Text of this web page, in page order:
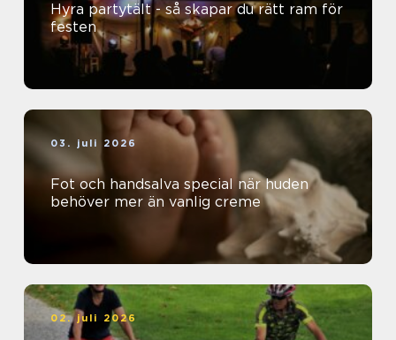
Hyra partytält - så skapar du rätt ram för
festen
03. juli 2026
Fot och handsalva special när huden
behöver mer än vanlig creme
02. juli 2026